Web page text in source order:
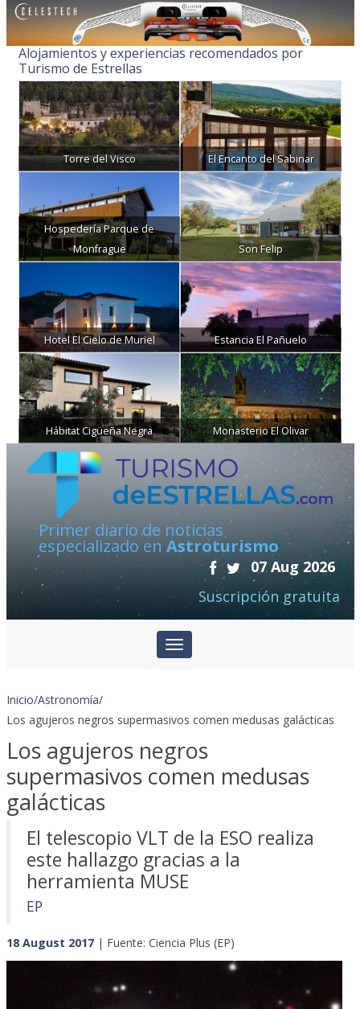
Alojamientos y experiencias recomendados por
Turismo de Estrellas
Torre del Visco El Encanto del Sabinar
Hospedería Parque de
Monfragüe
Son Felip
Hotel El Cielo de Muriel Estancia El Pañuelo
Hábitat Cigüeña Negra Monasterio El Olivar
Primer diario de noticias
especializado en Astroturismo
07 Aug 2026
Suscripción gratuita
Inicio/Astronomía/
Los agujeros negros supermasivos comen medusas galácticas
Los agujeros negros
supermasivos comen medusas
galácticas
El telescopio VLT de la ESO realiza
este hallazgo gracias a la
herramienta MUSE
EP
18 August 2017| Fuente: Ciencia Plus (EP)